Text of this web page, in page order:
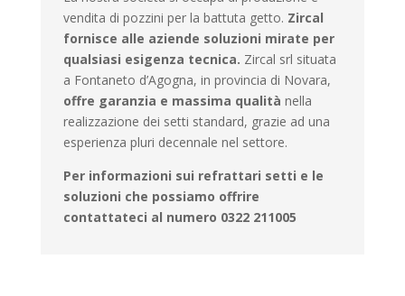
vendita di pozzini per la battuta getto. Zircal
fornisce alle aziende soluzioni mirate per
qualsiasi esigenza tecnica. Zircal srl situata
a Fontaneto d’Agogna, in provincia di Novara,
offre garanzia e massima qualità nella
realizzazione dei setti standard, grazie ad una
esperienza pluri decennale nel settore.
Per informazioni sui refrattari setti e le
soluzioni che possiamo offrire
contattateci al numero 0322 211005